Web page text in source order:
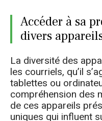
Accéder à sa
divers
La diversité des
les courriels, qu’il
tablettes ou
compréhension des
de ces appareils
uniques qui influent